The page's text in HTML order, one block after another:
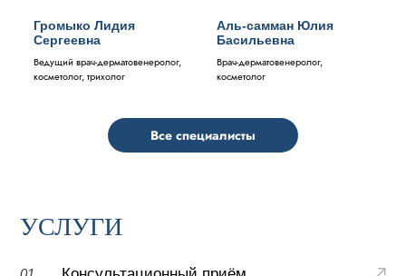
Громыко Лидия
Сергеевна
Ведущий врач-дерматовенеролог,
косметолог, трихолог
Аль-самман Юлия
Басильевна
Врач-дерматовенеролог,
косметолог
Все специалисты
УСЛУГИ